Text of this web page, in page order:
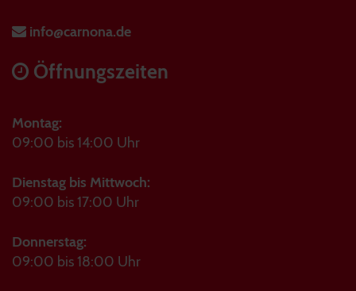
info@carnona.de
Öffnungszeiten
Montag:
09:00 bis 14:00 Uhr
Dienstag bis Mittwoch:
09:00 bis 17:00 Uhr
Donnerstag:
09:00 bis 18:00 Uhr